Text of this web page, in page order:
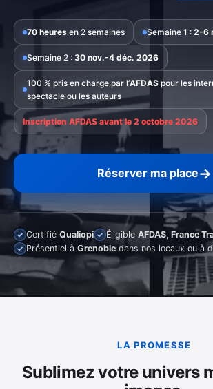
70 heures en 2 semaines Semaine 1 : 2-6
Semaine 2 : 30 nov.-4 déc. 2026
100 % pris en charge par l’AFDAS pour les
spectacle ou les auteurs
Inscription AFDAS avant le 2 octobre 2026
Réserver ma place→
✓ Certifié Qualiopi ✓ Éligible AFDAS, France
✓ Présentiel à Grenoble dans nos locaux ou à
LA PROMESSE
Sublimez votre univers